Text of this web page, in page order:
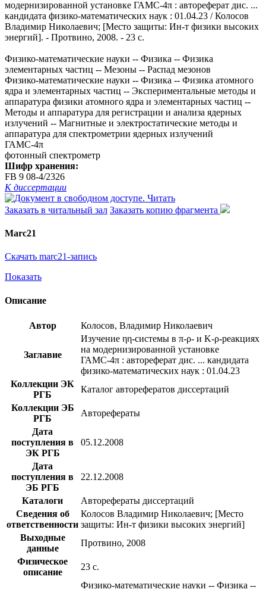
модернизированной установке ГАМС-4π : автореферат дис. ...
кандидата физико-математических наук : 01.04.23 / Колосов
Владимир Николаевич; [Место защиты: Ин-т физики высоких
энергий]. - Протвино, 2008. - 23 с.
Физико-математические науки -- Физика -- Физика
элементарных частиц -- Мезоны -- Распад мезонов
Физико-математические науки -- Физика -- Физика атомного
ядра и элементарных частиц -- Экспериментальные методы и
аппаратура физики атомного ядра и элементарных частиц --
Методы и аппаратура для регистрации и анализа ядерных
излучений -- Магнитные и электростатические методы и
аппаратура для спектрометрии ядерных излучений
ГАМС-4π
фотонный спектрометр
Шифр хранения:
FB 9 08-4/2326
К диссертации
Читать
Заказать в читальный зал Заказать копию фрагмента
Marc21
Скачать marc21-запись
Показать
Описание
Автор Колосов, Владимир Николаевич
Заглавие
Изучение ηη-системы в π-ρ- и K-ρ-реакциях
на модернизированной установке
ГАМС-4π : автореферат дис. ... кандидата
физико-математических наук : 01.04.23
Коллекции ЭК
РГБ
Каталог авторефератов диссертаций
Коллекции ЭБ
РГБ
Авторефераты
Дата
поступления в
ЭК РГБ
05.12.2008
Дата
поступления в
ЭБ РГБ
22.12.2008
Каталоги
Авторефераты диссертаций
Сведения об
ответственности
Колосов Владимир Николаевич; [Место
защиты: Ин-т физики высоких энергий]
Выходные
данные
Протвино, 2008
Физическое
описание
23 с.
Физико-математические науки -- Физика --